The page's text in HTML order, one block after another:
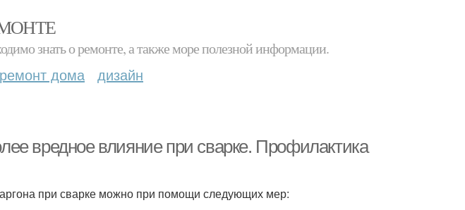
знать о ремонте, а также море полезной информации.
ремонт дома дизайн
вредное влияние при сварке. Профилактика
при сварке можно при помощи следующих мер: